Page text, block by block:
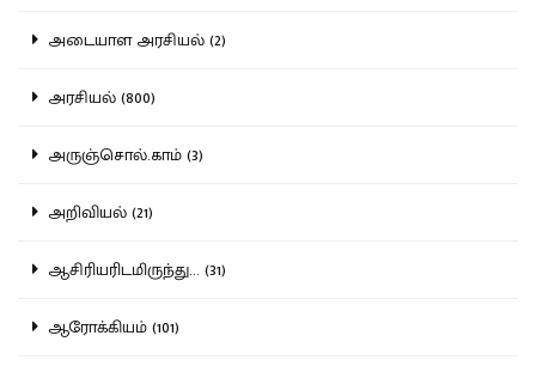
அடையாள அரசியல் (2)
அரசியல் (800)
அருஞ்சொல்.காம் (3)
அறிவியல் (21)
ஆசிரியரிடமிருந்து... (31)
ஆரோக்கியம் (101)